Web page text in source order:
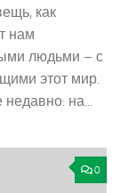
как
нам
людьми – с
этот мир.
на...
0